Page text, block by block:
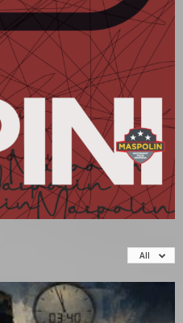
All